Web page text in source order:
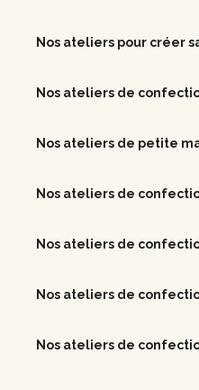
Nos ateliers pour créer
Nos ateliers de
Nos ateliers de petite
Nos ateliers de
Nos ateliers de
Nos ateliers de
Nos ateliers de